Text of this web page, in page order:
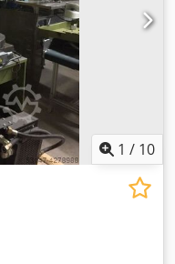
1 / 10